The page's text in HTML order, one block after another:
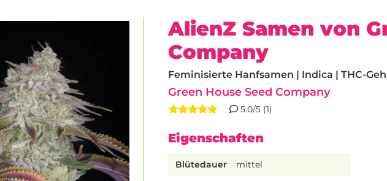
AlienZ Samen von
Company
Feminisierte Hanfsamen | Indica | THC-
Green House Seed Company
5.0/5 (1)
Eigenschaften
Blütedauer mittel